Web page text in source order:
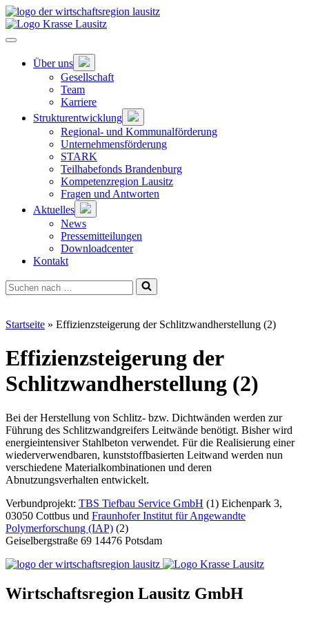
Zum
Hauptinhalt
springen
Hauptnavigation
Über uns
Untermenü
öffnen
Gesellschaft
Team
Karriere
Strukturentwicklung
Untermenü
öffnen
Regional- und Kommunalförderung
Unternehmensförderung
STARK
Teilhabefonds Brandenburg
Kompetenzregion Lausitz
Fragen und Antworten
Aktuelles
Untermenü
öffnen
News
Pressemitteilungen
Downloadcenter
Kontakt
Suchen
nach …
Startseite » Effizienzsteigerung der Schlitzwandherstellung (2)
Effizienzsteigerung der
Schlitzwandherstellung (2)
Bei der Herstellung von Schlitz- bzw. Dichtwänden werden zur
Führung des Schlitzwandgreifers Leitwände benötigt. Bisher wird
energieintensiver Stahlbeton verwendet. Für die Realisierung einer
wiederverwendbaren, kunststoffbasierten Leitwand werden nun
verschiedene Materialkombinationen und deren
Abnutzungsverhalten entwickelt.
Verbundprojekt: TBS Tiefbau Service GmbH (1) Eichenpark 3,
03050 Cottbus und Fraunhofer Institut für Angewandte
Polymerforschung (IAP) (2)
Geiselbergstraße 69 14476 Potsdam
Wirtschaftsregion Lausitz GmbH